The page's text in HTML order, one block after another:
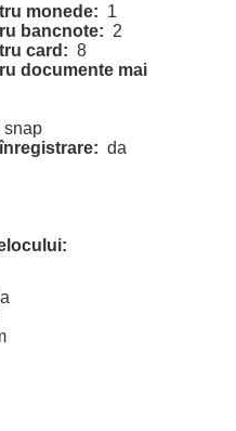
monede: 1
bancnote: 2
card: 8
documente mai
snap
da